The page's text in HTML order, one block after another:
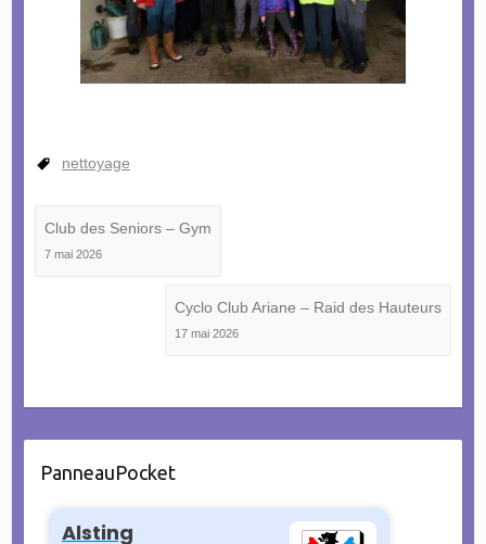
nettoyage
Club des Seniors – Gym
7 mai 2026
Cyclo Club Ariane – Raid des Hauteurs
17 mai 2026
PanneauPocket